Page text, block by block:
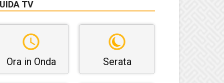
TV
Ora in Onda Serata